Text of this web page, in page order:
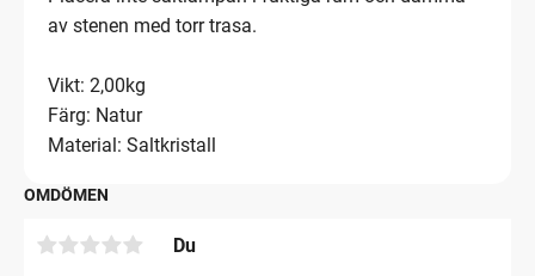
av stenen med torr trasa.
Vikt: 2,00kg
Färg: Natur
Material: Saltkristall
OMDÖMEN
Du